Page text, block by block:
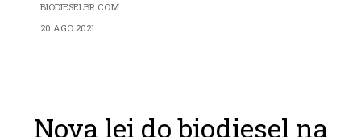
BIODIESELBR.COM
20 AGO 2021
Nova lei do biodiesel na